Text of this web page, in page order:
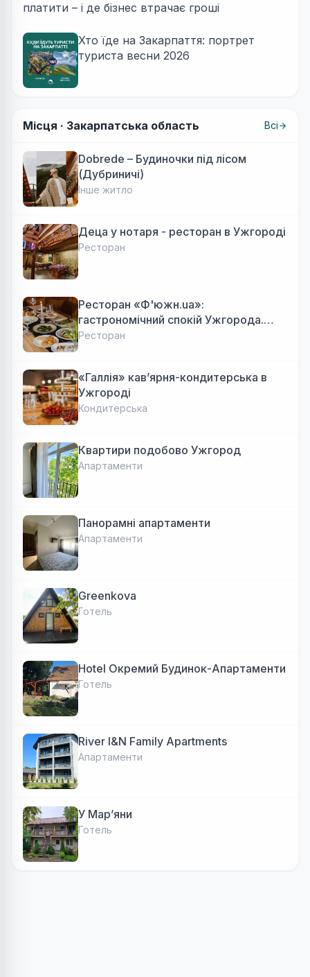
платити – і де бізнес втрачає гроші
Хто їде на Закарпаття: портрет
туриста весни 2026
Місця · Закарпатська область Всі
Dobrede – Будиночки під лісом
(Дубриничі)
Інше житло
Деца у нотаря - ресторан в Ужгороді
Ресторан
Ресторан «Ф'южн.ua»:
гастрономічний спокій Ужгорода.
Авторська локальна кухня, затишок
Ресторан
«Галлія» кав’ярня-кондитерська в
Ужгороді
Кондитерська
Квартири подобово Ужгород
Апартаменти
Панорамні апартаменти
Апартаменти
Greenkova
Готель
Hotel Окремий Будинок-Апартаменти
Готель
River I&N Family Apartments
Апартаменти
У Марʼяни
Готель